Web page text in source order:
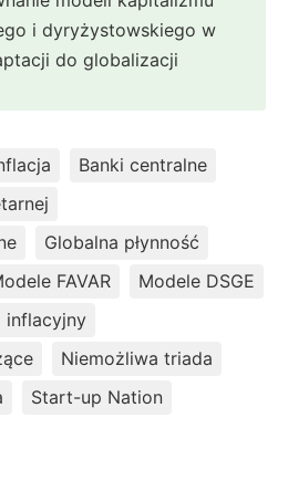
i dyryżystowskiego w
do globalizacji
Banki centralne
Globalna płynność
FAVAR
Modele DSGE
inflacyjny
Niemożliwa triada
Start-up Nation